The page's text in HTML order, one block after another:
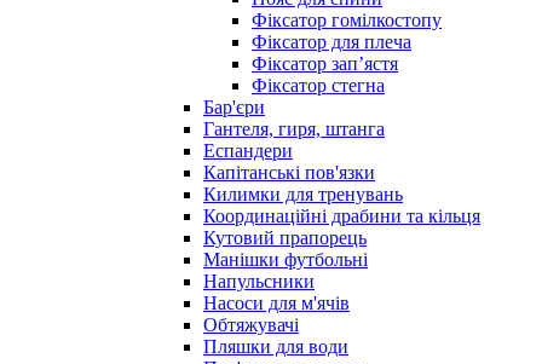
Фіксатор гомілкостопу
Фіксатор для плеча
Фіксатор запʼястя
Фіксатор стегна
Бар'єри
Гантеля, гиря, штанга
Еспандери
Капітанські пов'язки
Килимки для тренувань
Координаційні драбини та кільця
Кутовий прапорець
Манішки футбольні
Напульсники
Насоси для м'ячів
Обтяжувачі
Пляшки для води